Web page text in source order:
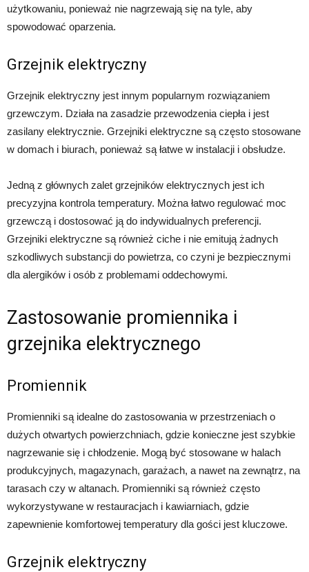
użytkowaniu, ponieważ nie nagrzewają się na tyle, aby
spowodować oparzenia.
Grzejnik elektryczny
Grzejnik elektryczny jest innym popularnym rozwiązaniem
grzewczym. Działa na zasadzie przewodzenia ciepła i jest
zasilany elektrycznie. Grzejniki elektryczne są często stosowane
w domach i biurach, ponieważ są łatwe w instalacji i obsłudze.
Jedną z głównych zalet grzejników elektrycznych jest ich
precyzyjna kontrola temperatury. Można łatwo regulować moc
grzewczą i dostosować ją do indywidualnych preferencji.
Grzejniki elektryczne są również ciche i nie emitują żadnych
szkodliwych substancji do powietrza, co czyni je bezpiecznymi
dla alergików i osób z problemami oddechowymi.
Zastosowanie promiennika i
grzejnika elektrycznego
Promiennik
Promienniki są idealne do zastosowania w przestrzeniach o
dużych otwartych powierzchniach, gdzie konieczne jest szybkie
nagrzewanie się i chłodzenie. Mogą być stosowane w halach
produkcyjnych, magazynach, garażach, a nawet na zewnątrz, na
tarasach czy w altanach. Promienniki są również często
wykorzystywane w restauracjach i kawiarniach, gdzie
zapewnienie komfortowej temperatury dla gości jest kluczowe.
Grzejnik elektryczny